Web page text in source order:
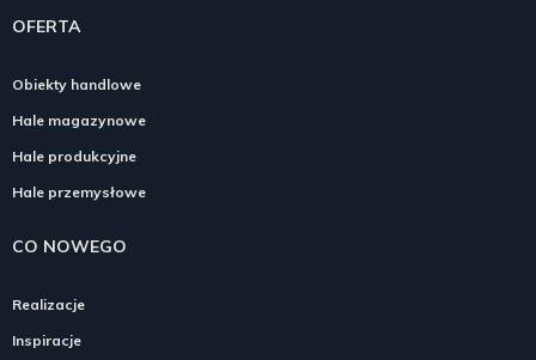
OFERTA
Obiekty handlowe
Hale magazynowe
Hale produkcyjne
Hale przemysłowe
CO NOWEGO
Realizacje
Inspiracje